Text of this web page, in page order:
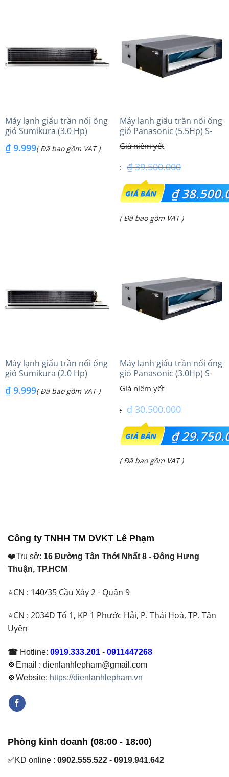
Máy lạnh giấu trần nối ống
gió Sumikura (3.0 Hp)
₫9.999( Đã bao gồm VAT )
Máy lạnh giấu trần nối ống
gió Panasonic (5.5Hp) S-
48PFB1H5 – 3 pha
₫39.500.000
Giá
gốc
là:
₫
Giá
₫ 38.500.000.
( Đã bao gồm VAT )
Máy lạnh giấu trần nối ống
gió Sumikura (2.0 Hp)
₫9.999( Đã bao gồm VAT )
Máy lạnh giấu trần nối ống
gió Panasonic (3.0Hp) S-
24PFB1H5 – Gas R410A
₫30.500.000
Giá
gốc
là:
₫
Giá
( Đã bao gồm VAT )
Công ty TNHH TM DVKT Lê Phạm
❤️Trụ sở: 16 Đường Tân Thới Nhất 8 - Đông Hưng
Thuận, TP.HCM
⭐CN : 140/35 Cầu Xây 2 - Quận 9
⭐CN : 2034D Tổ 1, KP 1 Phước Hải, P. Thái Hoà, TP. Tân
Uyên
☎ Hotline: 0919.333.201 - 0911447268
🍀Email : dienlanhlepham@gmail.com
🍀Website: https://dienlanhlepham.vn
Phòng kinh doanh (08:00 - 18:00)
✅KD online : 0902.555.522 - 0919.941.642